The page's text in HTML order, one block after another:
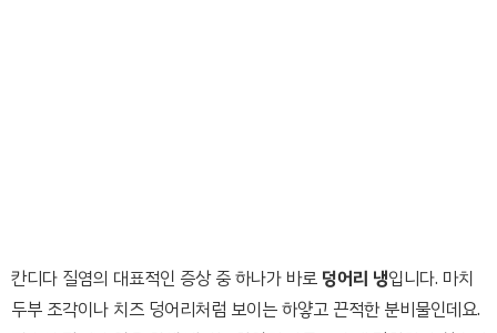
칸디다 질염의 대표적인 증상 중 하나가 바로 덩어리 냉입니다. 마치
두부 조각이나 치즈 덩어리처럼 보이는 하얗고 끈적한 분비물인데요.